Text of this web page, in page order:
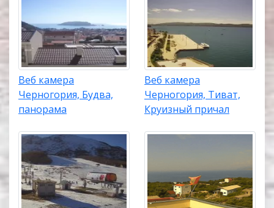
Веб камера
Черногория, Будва,
панорама
Веб камера
Черногория, Тиват,
Круизный причал